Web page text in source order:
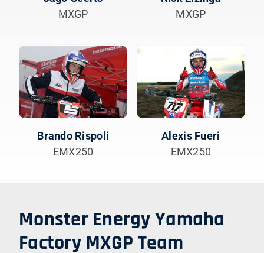
MXGP
MXGP
Brando Rispoli
EMX250
Alexis Fueri
EMX250
Monster Energy Yamaha
Factory MXGP Team